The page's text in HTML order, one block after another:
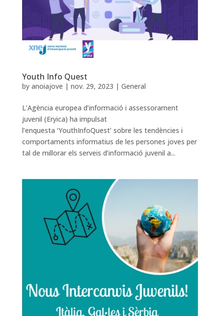
Youth Info Quest
by anoiajove | nov. 29, 2023 | General
L’Agència europea d’informació i assessorament
juvenil (Eryica) ha impulsat
l’enquesta ‘YouthInfoQuest’ sobre les tendències i
comportaments informatius de les persones joves per
tal de millorar els serveis d’informació juvenil a...